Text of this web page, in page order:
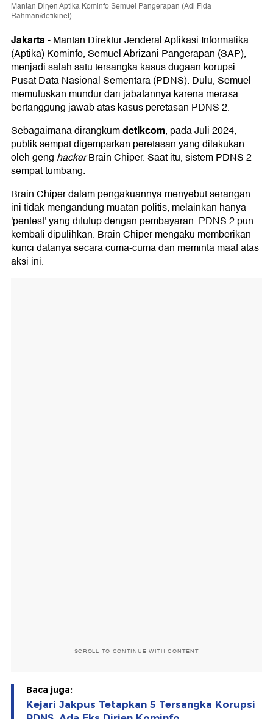
Mantan Dirjen Aptika Kominfo Semuel Pangerapan (Adi Fida
Rahman/detikinet)
Jakarta-Mantan Direktur Jenderal Aplikasi Informatika
(Aptika) Kominfo, Semuel Abrizani Pangerapan (SAP),
menjadi salah satu tersangka kasus dugaan korupsi
Pusat Data Nasional Sementara (PDNS). Dulu, Semuel
memutuskan mundur dari jabatannya karena merasa
bertanggung jawab atas kasus peretasan PDNS 2.
Sebagaimana dirangkumdetikcom, pada Juli 2024,
publik sempat digemparkan peretasan yang dilakukan
oleh geng hackerBrain Chiper. Saat itu, sistem PDNS 2
sempat tumbang.
Brain Chiper dalam pengakuannya menyebut serangan
ini tidak mengandung muatan politis, melainkan hanya
'pentest' yang ditutup dengan pembayaran. PDNS 2 pun
kembali dipulihkan. Brain Chiper mengaku memberikan
kunci datanya secara cuma-cuma dan meminta maaf atas
aksi ini.
SCROLL TO CONTINUE WITH CONTENT
Baca juga:
Kejari Jakpus Tetapkan 5 Tersangka Korupsi